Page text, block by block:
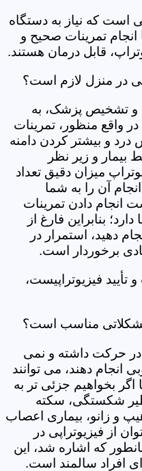
است که نیاز به دستگاه
تمرینات صحیح و
قابل درمان هستند.
در منزل لازم است؟
و تشخیص پزشک، به
در واقع منظور، تمرینات
و بیشتر کردن دامنه
و زیر نظر
میزان دقیق تعداد
آن را به شما
انجام دادن تمرینات
بنابراین فارغ از
دهید، استمرار در
برخوردار است.
فیزیوتراپیست،
مشکلاتی مناسب است؟
حرکت داشته و نمی
انجام دهند، می توانند
اگر بخواهیم جزئی تر به
شکستگی، سکته
و زانو، بیماری اعصاب
از فیزیوتراپی در
که اشاره شد، این
افراد سالمند است.